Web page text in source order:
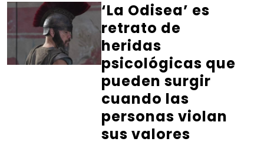
‘La Odisea’ es
retrato de
heridas
psicológicas que
pueden surgir
cuando las
personas violan
sus valores